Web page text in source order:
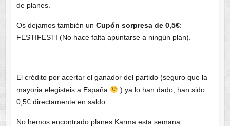
de planes.
Os dejamos también un Cupón sorpresa de 0,5€:
FESTIFESTI (No hace falta apuntarse a ningún plan).
El crédito por acertar el ganador del partido (seguro que la
mayoria elegisteis a España
) ya lo han dado, han sido
0,5€ directamente en saldo.
No hemos encontrado planes Karma esta semana